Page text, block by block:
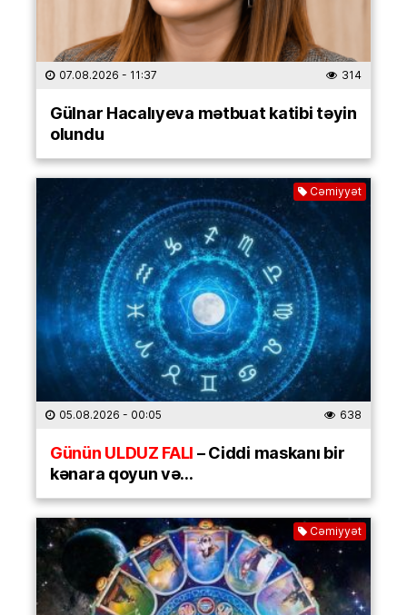
07.08.2026 - 11:37 314
Gülnar Hacalıyeva mətbuat katibi təyin
olundu
Cəmiyyət
05.08.2026 - 00:05 638
Günün ULDUZ FALI– Ciddi maskanı bir
kənara qoyun və…
Cəmiyyət